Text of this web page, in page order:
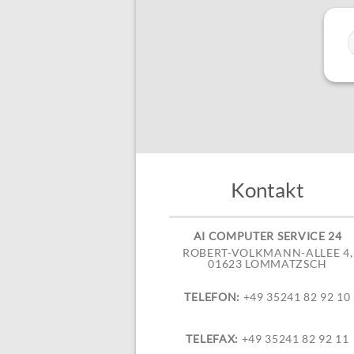
Kontakt
AI COMPUTER SERVICE 24
ROBERT-VOLKMANN-ALLEE 4,
01623 LOMMATZSCH
TELEFON: +49 35241 82 92 10
TELEFAX: +49 35241 82 92 11